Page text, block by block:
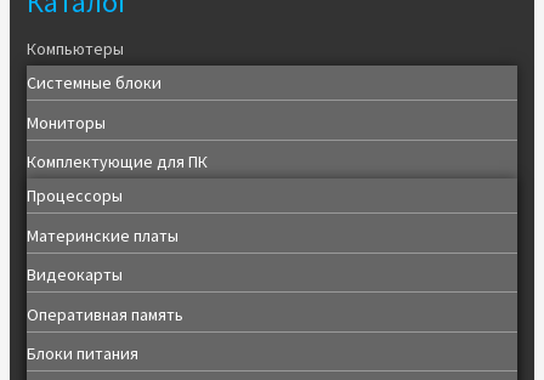
Компьютеры
Системные блоки
Мониторы
Комплектующие для ПК
Процессоры
Материнские платы
Видеокарты
Оперативная память
Блоки питания